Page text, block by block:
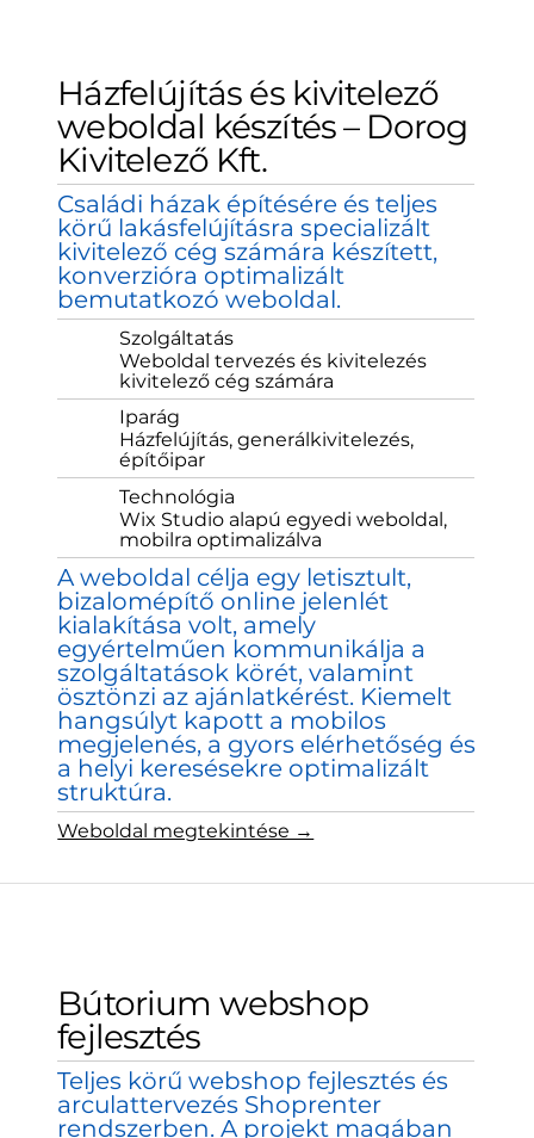
Házfelújítás és kivitelező
weboldal készítés – Dorog
Kivitelező Kft.
Családi házak építésére és teljes
körű lakásfelújításra specializált
kivitelező cég számára készített,
konverzióra optimalizált
bemutatkozó weboldal.
Szolgáltatás
Weboldal tervezés és kivitelezés
kivitelező cég számára
Iparág
Házfelújítás, generálkivitelezés,
építőipar
Technológia
Wix Studio alapú egyedi weboldal,
mobilra optimalizálva
A weboldal célja egy letisztult,
bizalomépítő online jelenlét
kialakítása volt, amely
egyértelműen kommunikálja a
szolgáltatások körét, valamint
ösztönzi az ajánlatkérést. Kiemelt
hangsúlyt kapott a mobilos
megjelenés, a gyors elérhetőség és
a helyi keresésekre optimalizált
struktúra.
Weboldal megtekintése →
Bútorium webshop
fejlesztés
Teljes körű webshop fejlesztés és
arculattervezés Shoprenter
rendszerben. A projekt magában